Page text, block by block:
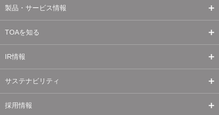
製品・サービス情報
TOAを知る
IR情報
サステナビリティ
採用情報